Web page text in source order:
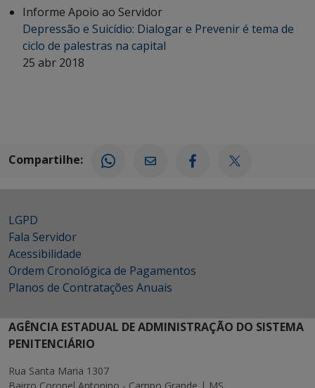
Informe Apoio ao Servidor
Depressão e Suicídio: Dialogar e Prevenir é tema de
ciclo de palestras na capital
25 abr 2018
Compartilhe:
LGPD
Fala Servidor
Acessibilidade
Ordem Cronológica de Pagamentos
Planos de Contratações Anuais
AGÊNCIA ESTADUAL DE ADMINISTRAÇÃO DO SISTEMA
PENITENCIÁRIO
Rua Santa Maria 1307